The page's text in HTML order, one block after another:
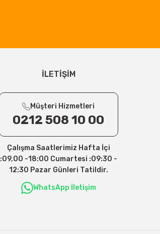
İLETİŞİM
Müşteri Hizmetleri
0212 508 10 00
Çalışma Saatlerimiz Hafta İçi
:09,00 -18:00 Cumartesi :09:30 -
12:30 Pazar Günleri Tatildir.
WhatsApp İletişim